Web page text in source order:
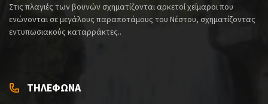
Στις πλαγιές των βουνών σχηματίζονται αρκετοί χείμαροι που
ενώνονται σε μεγάλους παραποτάμους του Νέστου, σχηματίζοντας
εντυπωσιακούς καταρράκτες..
ΤΗΛΕΦΩΝΑ